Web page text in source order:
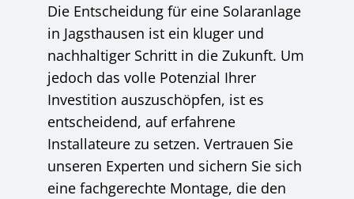
Die Entscheidung für eine Solaranlage
in Jagsthausen ist ein kluger und
nachhaltiger Schritt in die Zukunft. Um
jedoch das volle Potenzial Ihrer
Investition auszuschöpfen, ist es
entscheidend, auf erfahrene
Installateure zu setzen. Vertrauen Sie
unseren Experten und sichern Sie sich
eine fachgerechte Montage, die den